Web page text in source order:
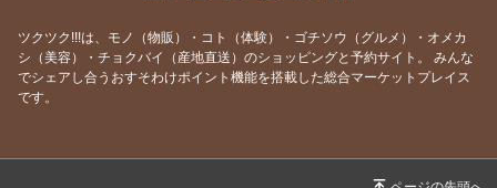
2026/06/18台湾で教えてもらった、豊かな時間
2026/06/15 台湾から帰ってきました！今夜20時、報告会を
ツクツク!!!は、モノ（物販）・コト（体験）・ゴチソウ（グルメ）・オメカ
シ（美容）・チョクバイ（産地直送）のショッピングと予約サイト。
みんな
でシェアし合うおすそわけポイント機能を搭載した総合マーケットプレイス
です。